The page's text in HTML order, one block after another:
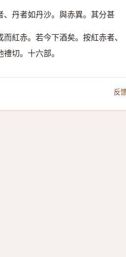
丹者如丹沙。與赤異。其分甚
紅赤。若今下酒矣。按紅赤者、
禮切。十六部。
反